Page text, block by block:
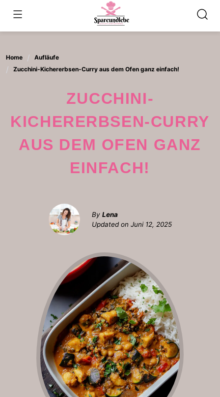
content
Home
Aufläufe
Zucchini-Kichererbsen-Curry aus dem Ofen ganz einfach!
ZUCCHINI-
KICHERERBSEN-CURRY
AUS DEM OFEN GANZ
EINFACH!
By Lena
Updated on Juni 12, 2025